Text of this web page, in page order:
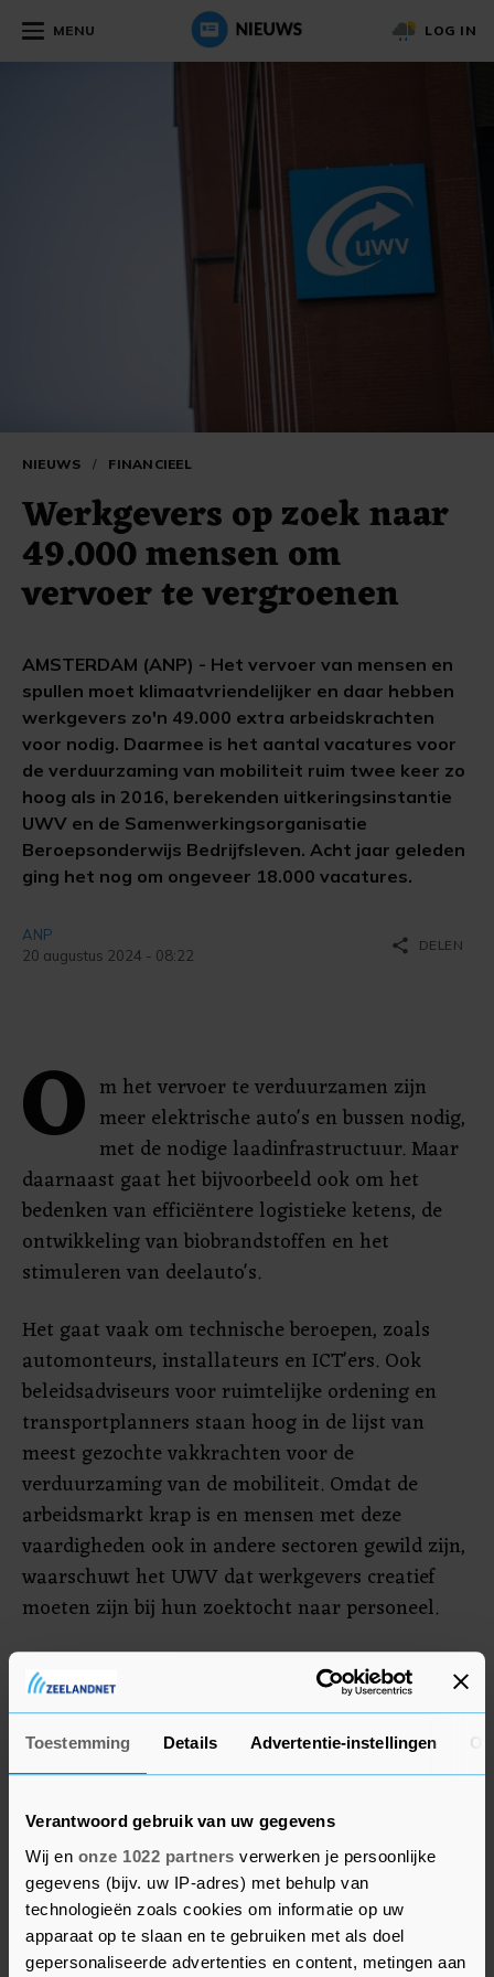
Toestemming Details Advertentie-instellingen
Verantwoord gebruik van uw gegevens
Wij en onze 1022 partners verwerken je persoonlijke
gegevens (bijv. uw IP-adres) met behulp van
technologieën zoals cookies om informatie op uw
apparaat op te slaan en te gebruiken met als doel
gepersonaliseerde advertenties en content, metingen aan
MENU LOG IN
NIEUWS / FINANCIEEL
Werkgevers op zoek naar
49.000 mensen om
vervoer te vergroenen
AMSTERDAM (ANP) - Het vervoer van mensen en
spullen moet klimaatvriendelijker en daar hebben
werkgevers zo'n 49.000 extra arbeidskrachten
voor nodig. Daarmee is het aantal vacatures voor
de verduurzaming van mobiliteit ruim twee keer zo
hoog als in 2016, berekenden uitkeringsinstantie
UWV en de Samenwerkingsorganisatie
Beroepsonderwijs Bedrijfsleven. Acht jaar geleden
ging het nog om ongeveer 18.000 vacatures.
ANP
20 augustus 2024 - 08:22
share DELEN
O m het vervoer te verduurzamen zijn
meer elektrische auto's en bussen nodig,
met de nodige laadinfrastructuur. Maar
daarnaast gaat het bijvoorbeeld ook om het
bedenken van efficiëntere logistieke ketens, de
ontwikkeling van biobrandstoffen en het
stimuleren van deelauto's.
Het gaat vaak om technische beroepen, zoals
automonteurs, installateurs en ICT'ers. Ook
beleidsadviseurs voor ruimtelijke ordening en
transportplanners staan hoog in de lijst van
meest gezochte vakkrachten voor de
verduurzaming van de mobiliteit. Omdat de
arbeidsmarkt krap is en mensen met deze
vaardigheden ook in andere sectoren gewild zijn,
waarschuwt het UWV dat werkgevers creatief
moeten zijn bij hun zoektocht naar personeel.
Een mogelijkheid is om werkzoekenden uit
andere vakgebieden om te scholen. Ook is het
opleiden van eigen personeel een optie om
openstaande vacatures te vervullen, oppert het
moeten oriënteren en een overstap naar een
ander vakgebied overwegen, stelt de
uitkeringsinstantie.